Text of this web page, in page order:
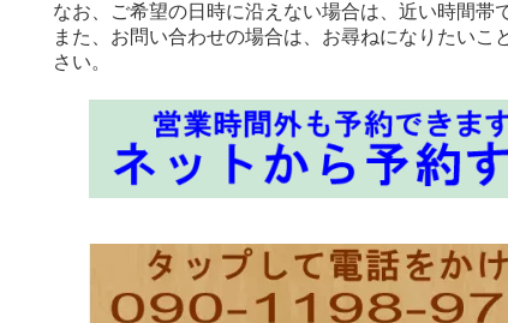
なお、ご希望の日時に沿えない場合は、近い時間帯
また、お問い合わせの場合は、お尋ねになりたいこ
さい。